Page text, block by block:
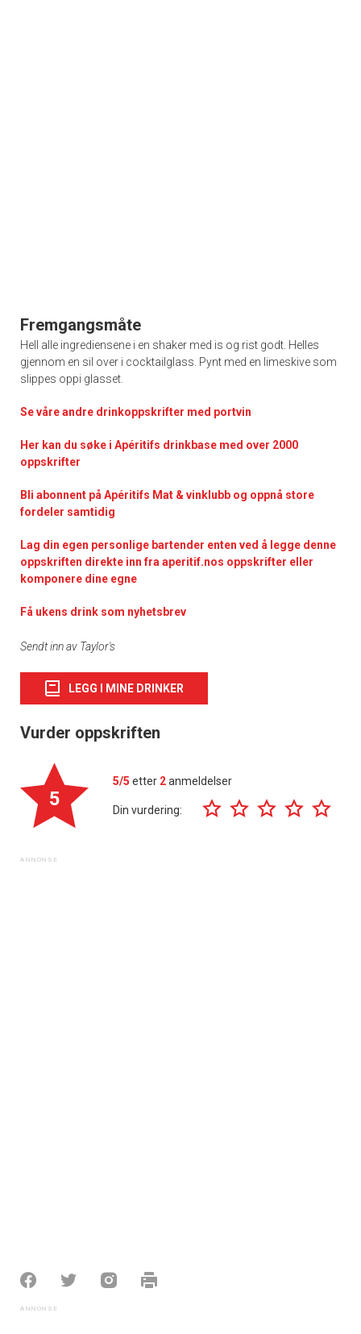
Fremgangsmåte
Hell alle ingrediensene i en shaker med is og rist godt. Helles
gjennom en sil over i cocktailglass. Pynt med en limeskive som
slippes oppi glasset.
Se våre andre drinkoppskrifter med portvin
Her kan du søke i Apéritifs drinkbase med over 2000
oppskrifter
Bli abonnent på Apéritifs Mat & vinklubb og oppnå store
fordeler samtidig
Lag din egen personlige bartender enten ved å legge denne
oppskriften direkte inn fra aperitif.nos oppskrifter eller
komponere dine egne
Få ukens drink som nyhetsbrev
Sendt inn av Taylor's
LEGG I MINE DRINKER
Vurder oppskriften
5
5/5 etter 2anmeldelser
Din vurdering: